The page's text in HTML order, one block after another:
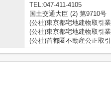
TEL:047-411-4105
国土交通大臣 (2) 第9710号
(公社)東京都宅地建物取引
(公社)東京都宅地建物取引
(公社)首都圏不動産公正取